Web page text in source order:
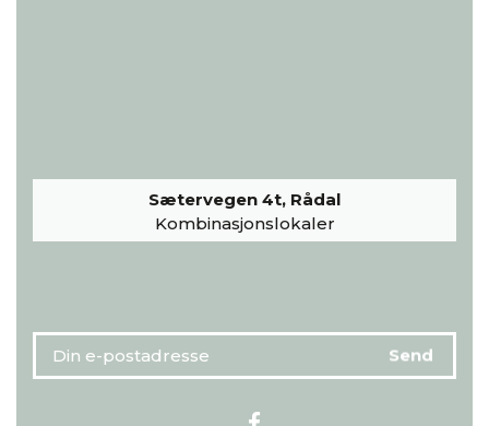
Sætervegen 4t, Rådal
Kombinasjonslokaler